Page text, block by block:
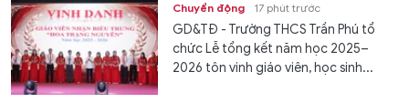
Chuyển động 17 phút trước
GD&TĐ - Trường THCS Trần Phú tổ
chức Lễ tổng kết năm học 2025–
2026 tôn vinh giáo viên, học sinh...